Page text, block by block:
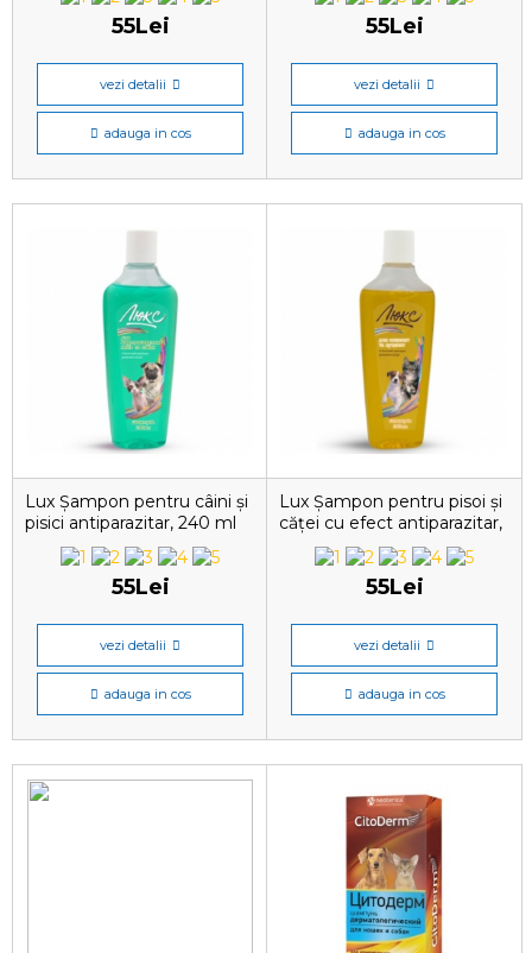
55Lei
vezi detalii
adauga in cos
55Lei
vezi detalii
adauga in cos
Lux Șampon pentru câini și
pisici antiparazitar, 240 ml
55Lei
vezi detalii
adauga in cos
Lux Șampon pentru pisoi și
căței cu efect antiparazitar,
240 ml
55Lei
vezi detalii
adauga in cos